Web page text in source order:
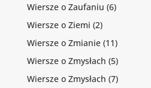
Wiersze o Zaufaniu (6)
Wiersze o Ziemi (2)
Wiersze o Zmianie(11)
Wiersze o Zmysłach (5)
Wiersze o Zmysłach (7)